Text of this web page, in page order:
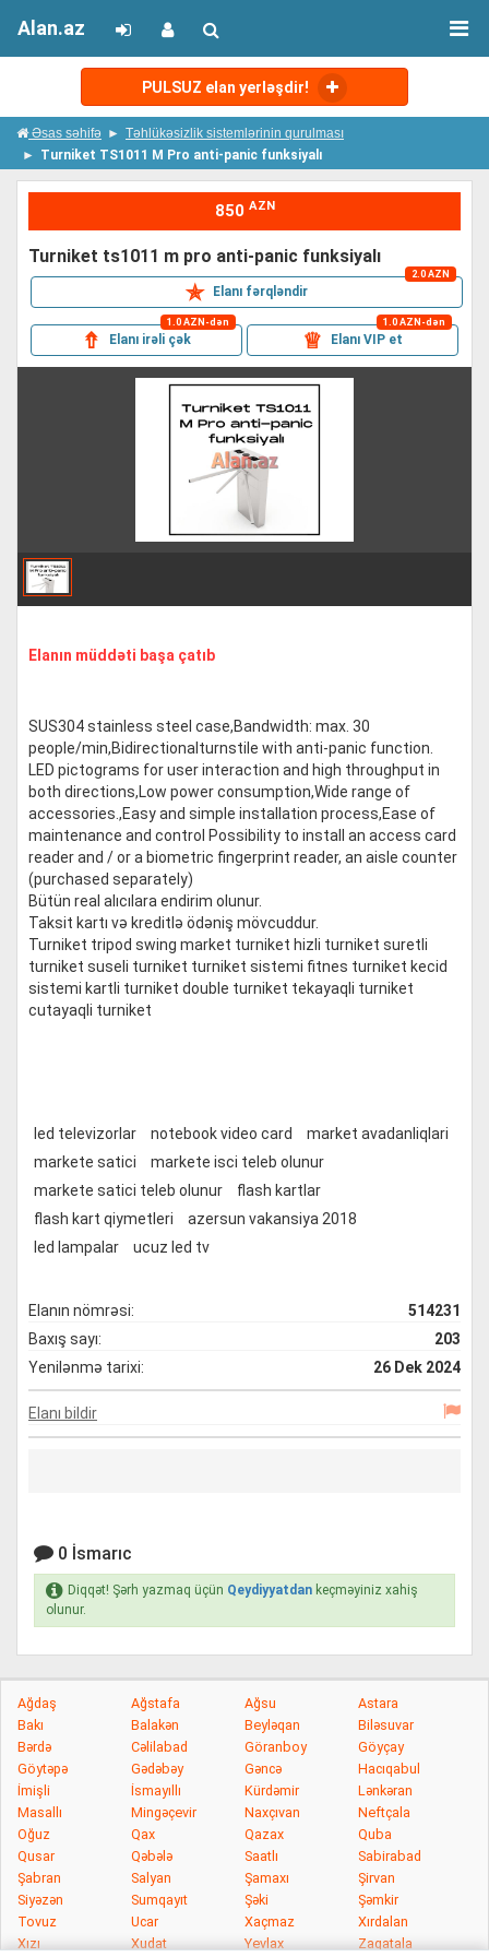
PULSUZ elan yerləşdir!
Alan.az
Əsas səhifə
Təhlükəsizlik sistemlərinin qurulması
Turniket TS1011 M Pro anti-panic funksiyalı
850 AZN
turniket ts1011 m pro anti-panic funksiyalı
✯ Elanı fərqləndir
2.0 AZN
⇮ Elanı irəli çək
1.0 AZN-dən
♕ Elanı VIP et
1.0 AZN-dən
Elanın müddəti başa çatıb
SUS304 stainless steel case,Bandwidth: max. 30
people/min,Bidirectionalturnstile with anti-panic function.
LED pictograms for user interaction and high throughput in
both directions,Low power consumption,Wide range of
accessories.,Easy and simple installation process,Ease of
maintenance and control Possibility to install an access card
reader and / or a biometric fingerprint reader, an aisle counter
(purchased separately)
Bütün real alıcılara endirim olunur.
Taksit kartı və kreditlə ödəniş mövcuddur.
Turniket tripod swing market turniket hizli turniket suretli
turniket suseli turniket turniket sistemi fitnes turniket kecid
sistemi kartli turniket double turniket tekayaqli turniket
cutayaqli turniket
led televizorlar notebook video card
market avadanliqlari
markete satici
markete isci teleb olunur
markete satici teleb olunur
flash kartlar
flash kart qiymetleri
azersun vakansiya 2018
led lampalar
ucuz led tv
Elanın nömrəsi:
514231
Baxış sayı:
203
Yenilənmə tarixi:
26 Dek 2024
Elanı bildir
0 İsmarıc
Diqqət! Şərh yazmaq üçün Qeydiyyatdan keçməyiniz xahiş
olunur.
Ağdaş Ağstafa Ağsu
Astara
Bakı
Balakən Beyləqan
Biləsuvar
Bərdə
Cəlilabad Göranboy
Göyçay
Göytəpə
Gədəbəy Gəncə
Hacıqabul
İmişli
İsmayıllı Kürdəmir
Lənkəran
Masallı
Mingəçevir Naxçıvan
Neftçala
Oğuz
Qax Qazax
Quba
Qusar
Qəbələ Saatlı
Sabirabad
Şabran
Salyan Şamaxı
Şirvan
Siyəzən
Sumqayıt Şəki
Şəmkir
Tovuz
Ucar Xaçmaz
Xırdalan
Xızı
Xudat Yevlax Zaqatala